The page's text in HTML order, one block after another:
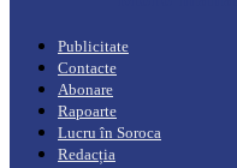
Publicitate
Contacte
Abonare
Rapoarte
Lucru în Soroca
Redacția